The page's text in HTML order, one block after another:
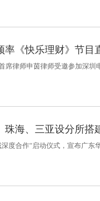
率《快乐理财》节目
席律师申茵律师受邀参加深
海、三亚设分所搭
度合作“启动仪式，宣布广